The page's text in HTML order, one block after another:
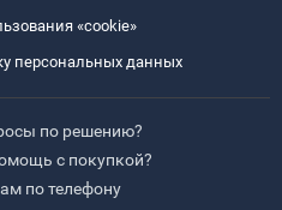
«cookie»
персональных данных
по решению?
с покупкой?
по телефону